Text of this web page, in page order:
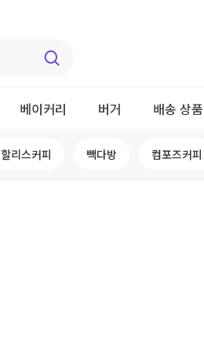
베이커리 버거 배송 상품
할리스커피 빽다방 컴포즈커피